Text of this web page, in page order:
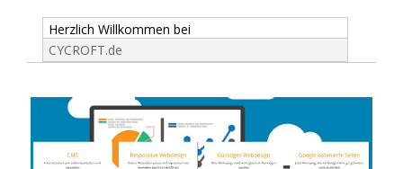
Herzlich Willkommen bei
CYCROFT.de